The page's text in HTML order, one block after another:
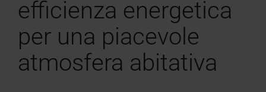
efficienza energetica
per una piacevole
atmosfera abitativa